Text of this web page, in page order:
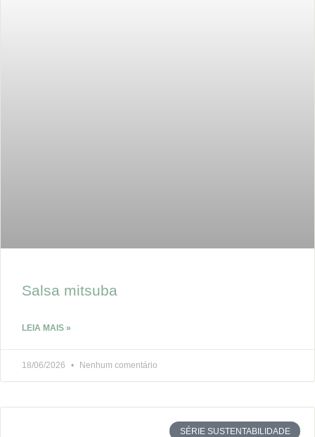
Salsa mitsuba
LEIA MAIS »
18/06/2026 Nenhum comentário
SÉRIE SUSTENTABILIDADE